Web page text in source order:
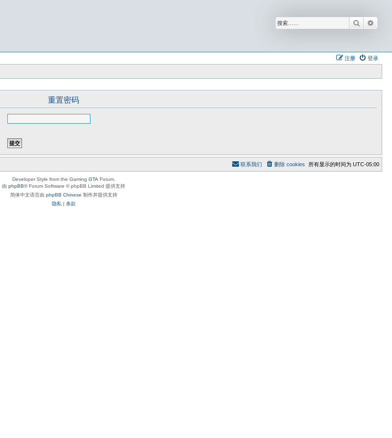
搜索
登录
注册
重置密码
所有显示的时间为 UTC-05:00
删除 cookies
联系我们
Developer Style from the Gaming GTA Forum.
由 phpBB® Forum Software © phpBB Limited 提供支持
简体中文语言由 phpBB Chinese 制作并提供支持
隐私 | 条款